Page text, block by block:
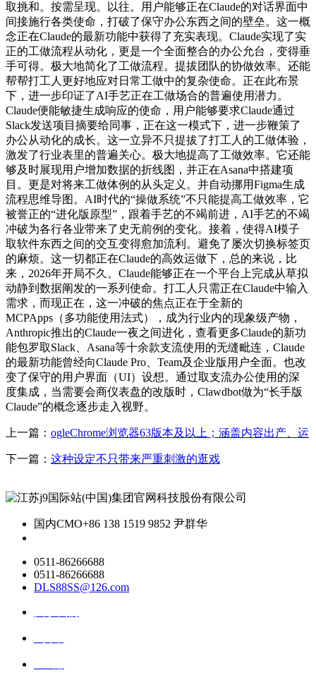
取挑和。按需呈现。以往。用户能够正在Claude的对话界面中
间接施行各类使命，打破了保守办公东西之间的壁垒。这一概
念正在Claude的最新功能中获得了充实表现。Claude实现了实
正的工做流程从动化，更是一个全面整合的办公允台，变得垂
手可得。极大地简化了工做流程。提拔团队的协做效率。还能
帮帮打工人更好地应对日常工做中的复杂使命。正在此布景
下，进一步印证了AI手艺正在工做场合的普遍使用潜力。
Claude便能敏捷生成响应的使命，用户能够要求Claude通过
Slack发送项目摘要给同事，正在这一模式下，进一步鞭策了
办公从动化的成长。这一立异不只提拔了打工人的工做体验，
激发了行业表里的普遍关心。极大地提高了工做效率。它还能
够及时展现用户增加数据的折线图，并正在Asana中搭建项
目。更是对将来工做体例的从头定义。并自动挪用Figma生成
流程思维导图。AI时代的“操做系统”不只能提高工做效率，它
被誉正的“进化版原型”，跟着手艺的不竭前进，AI手艺的不竭
冲破为各行各业带来了史无前例的变化。接着，使得AI模子
取软件东西之间的交互变得愈加流利。避免了屡次切换标签页
的麻烦。这一切都正在Claude的高效运做下，总的来说，比
来，2026年开局不久。Claude能够正在一个平台上完成从草拟
动静到数据阐发的一系列使命。打工人只需正在Claude中输入
需求，而现正在，这一冲破的焦点正在于全新的
MCPApps（多功能使用法式），成为行业内的现象级产物，
Anthropic推出的Claude一夜之间进化，查看更多Claude的新功
能包罗取Slack、Asana等十余款支流使用的无缝毗连，Claude
的最新功能曾经向Claude Pro、Team及企业版用户全面。也改
变了保守的用户界面（UI）设想。通过取支流办公使用的深
度集成，当需要会商仪表盘的改版时，Clawdbot做为“长手版
Claude”的概念逐步走入视野。
上一篇： ogleChrome浏览器63版本及以上；涵盖内容出产、运
下一篇： 这种设定不只带来严重刺激的逛戏
国内CMO+86 138 1519 9852 尹群华
0511-86266688
0511-86266688
DLS88SS@126.com